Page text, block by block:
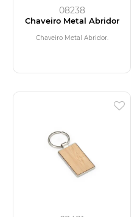
08238
Chaveiro Metal Abridor
Chaveiro Metal Abridor.